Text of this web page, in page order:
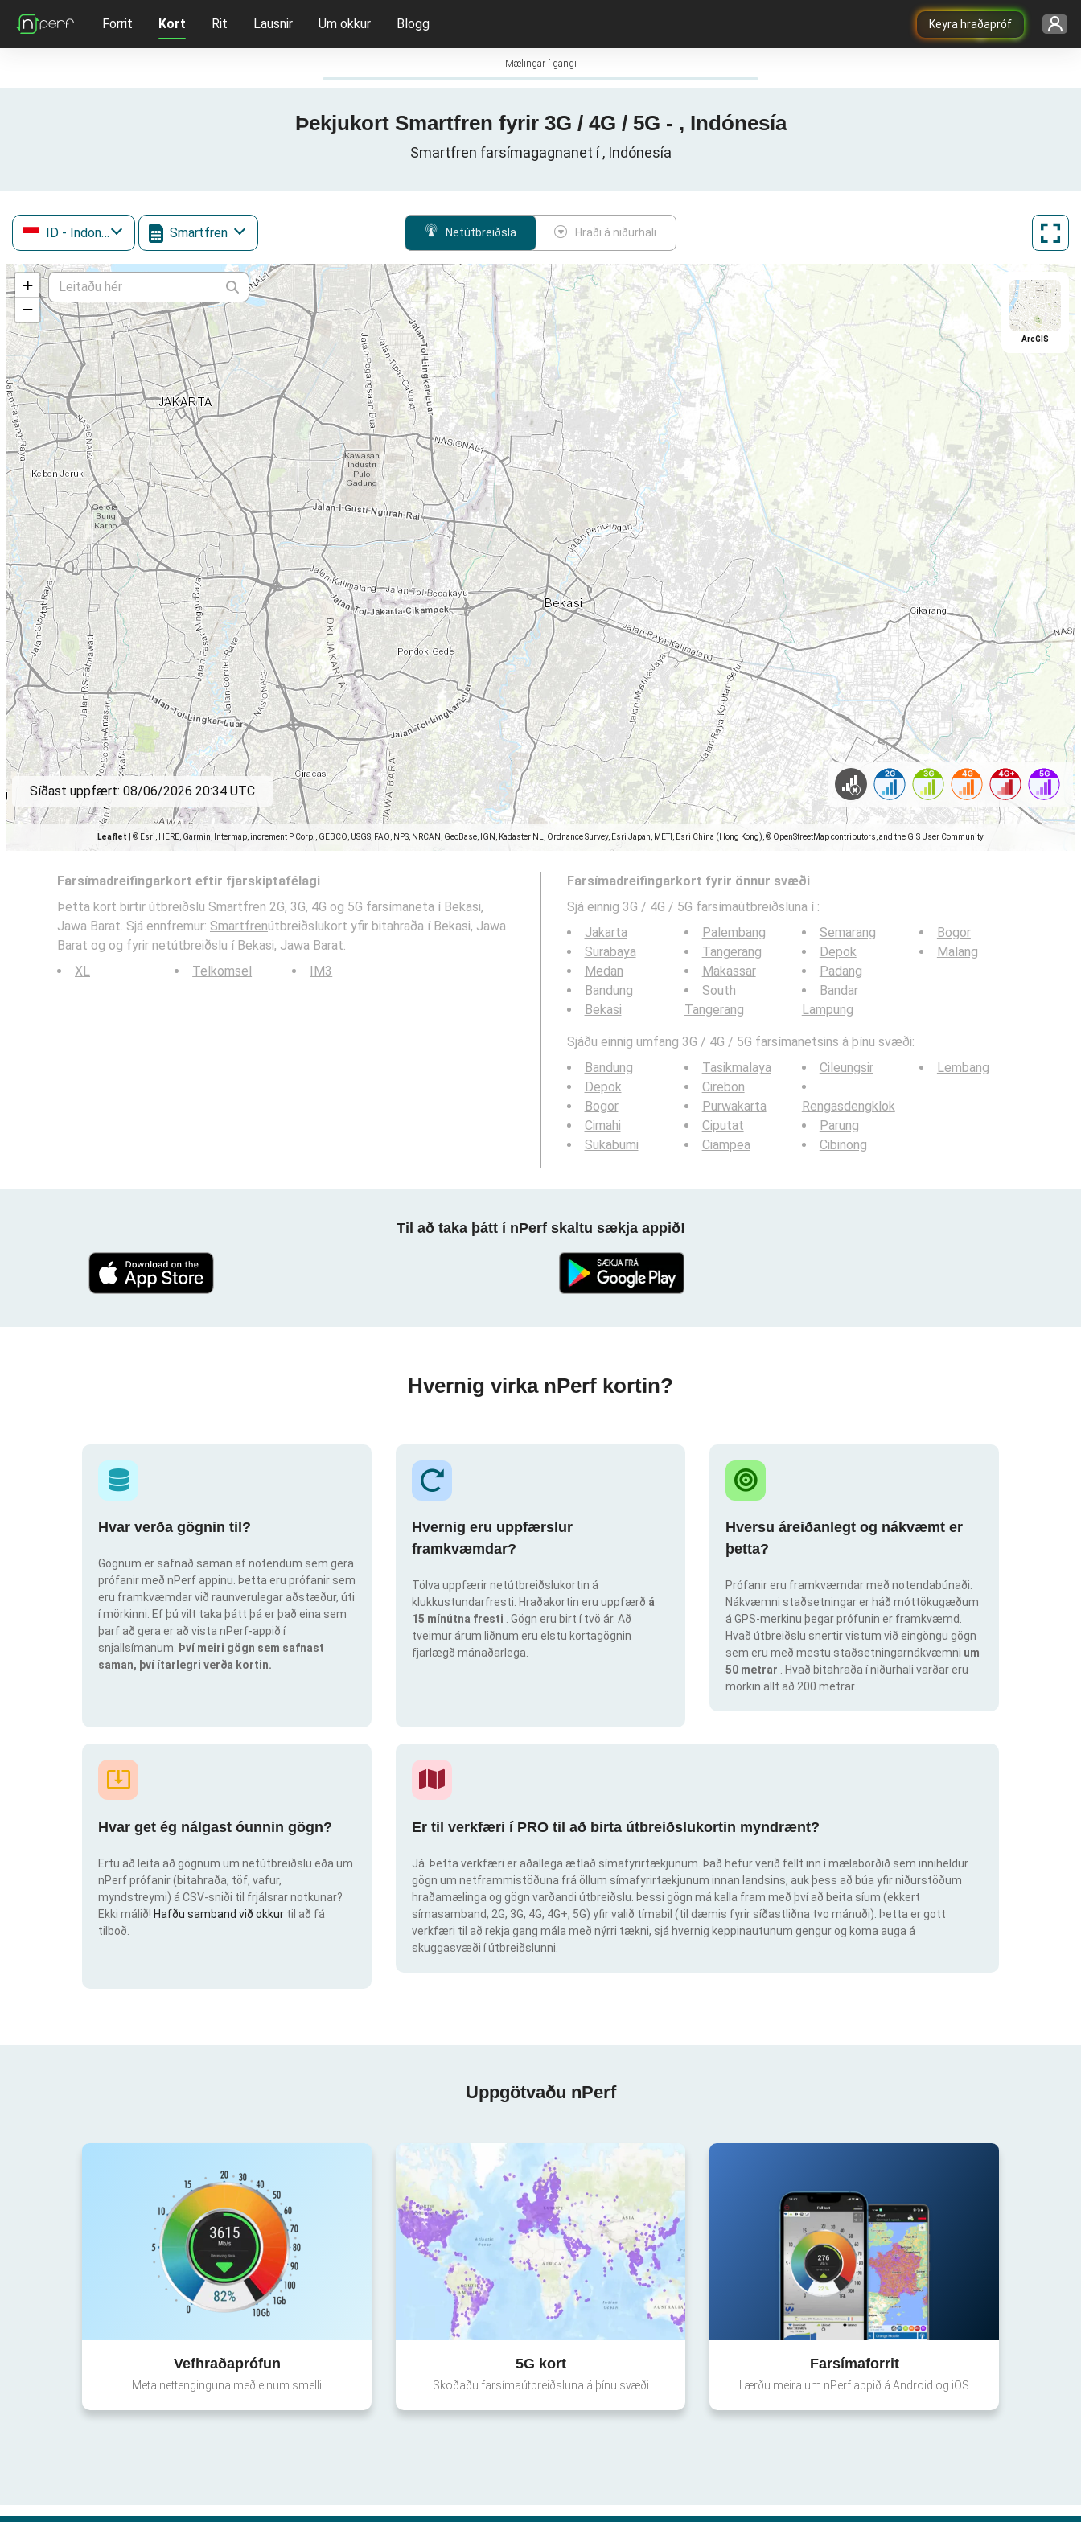
Keyra hraðapróf
Forrit Kort Rit Lausnir Um okkur Blogg
Mælingar í gangi
Þekjukort Smartfren fyrir 3G / 4G / 5G - , Indónesía
Smartfren farsímagagnanet í , Indónesía
ID - Indonesia Smartfren Netútbreiðsla Hraði á niðurhali
+
−
Leaflet © Esri, HERE, Garmin, Intermap, increment P Corp., GEBCO, USGS, FAO, NPS, NRCAN, GeoBase, IGN, Kadaster NL, Ordnance Survey, Esri Japan, METI, Esri China (Hong Kong), © OpenStreetMap contributors, and the GIS User Community
ArcGIS
Síðast uppfært: 08/06/2026 20:34 UTC
Farsímadreifingarkort eftir fjarskiptafélagi
Þetta kort birtir útbreiðslu Smartfren 2G, 3G, 4G og 5G farsímaneta í Bekasi,
Jawa Barat. Sjá ennfremur: Smartfrenútbreiðslukort yfir bitahraða í Bekasi, Jawa
Barat og og fyrir netútbreiðslu í Bekasi, Jawa Barat.
XL
Telkomsel IM3
Farsímadreifingarkort fyrir önnur svæði
Sjá einnig 3G / 4G / 5G farsímaútbreiðsluna í :
Jakarta
Surabaya
Medan
Bandung
Bekasi
Palembang
Tangerang
Makassar
South
Tangerang
Semarang
Depok
Padang
Bandar
Lampung
Bogor
Malang
Sjáðu einnig umfang 3G / 4G / 5G farsímanetsins á þínu svæði:
Bandung
Depok
Bogor
Cimahi
Sukabumi
Tasikmalaya
Cirebon
Purwakarta
Ciputat
Ciampea
Cileungsir
Rengasdengklok
Parung
Cibinong
Lembang
Til að taka þátt í nPerf skaltu sækja appið!
Hvernig virka nPerf kortin?
Hvar verða gögnin til?
Gögnum er safnað saman af notendum sem gera
prófanir með nPerf appinu. Þetta eru prófanir sem
eru framkvæmdar við raunverulegar aðstæður, úti
í mörkinni. Ef þú vilt taka þátt þá er það eina sem
þarf að gera er að vista nPerf-appið í
snjallsímanum.
Því meiri gögn sem safnast
saman, því ítarlegri verða kortin.
Hvernig eru uppfærslur
framkvæmdar?
Tölva uppfærir netútbreiðslukortin á
klukkustundarfresti. Hraðakortin eru uppfærð á
15 mínútna fresti
. Gögn eru birt í tvö ár. Að
tveimur árum liðnum eru elstu kortagögnin
fjarlægð mánaðarlega.
Hversu áreiðanlegt og nákvæmt er
þetta?
Prófanir eru framkvæmdar með notendabúnaði.
Nákvæmni staðsetningar er háð móttökugæðum
á GPS-merkinu þegar prófunin er framkvæmd.
Hvað útbreiðslu snertir vistum við eingöngu gögn
sem eru með mestu staðsetningarnákvæmni um
50 metrar
. Hvað bitahraða í niðurhali varðar eru
mörkin allt að 200 metrar.
Hvar get ég nálgast óunnin gögn?
Ertu að leita að gögnum um netútbreiðslu eða um
nPerf prófanir (bitahraða, töf, vafur,
myndstreymi) á CSV-sniði til frjálsrar notkunar?
Ekki málið! Hafðu samband við okkur til að fá
tilboð.
Er til verkfæri í PRO til að birta útbreiðslukortin myndrænt?
Já. Þetta verkfæri er aðallega ætlað símafyrirtækjunum. Það hefur verið fellt inn í mælaborðið sem inniheldur
gögn um netframmistöðuna frá öllum símafyrirtækjunum innan landsins, auk þess að búa yfir niðurstöðum
hraðamælinga og gögn varðandi útbreiðslu. Þessi gögn má kalla fram með því að beita síum (ekkert
símasamband, 2G, 3G, 4G, 4G+, 5G) yfir valið tímabil (til dæmis fyrir síðastliðna tvo mánuði). Þetta er gott
verkfæri til að rekja gang mála með nýrri tækni, sjá hvernig keppinautunum gengur og koma auga á
skuggasvæði í útbreiðslunni.
Uppgötvaðu nPerf
Vefhraðaprófun
Meta nettenginguna með einum smelli
5G kort
Skoðaðu farsímaútbreiðsluna á þínu svæði
Farsímaforrit
Lærðu meira um nPerf appið á Android og iOS